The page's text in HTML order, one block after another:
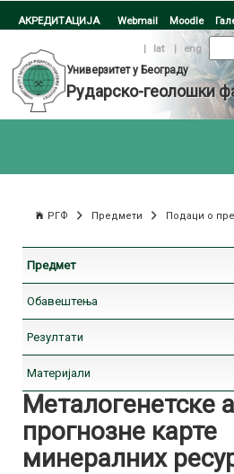
АКРЕДИТАЦИЈА Webmail Moodle
| lat |
eng
Универзитет у Београду
Рударско-геолошки
РГФ Предмети Подаци о
Предмет
Обавештења
Резултати
Материјали
Металогенетске
прогнозне карте
минералних